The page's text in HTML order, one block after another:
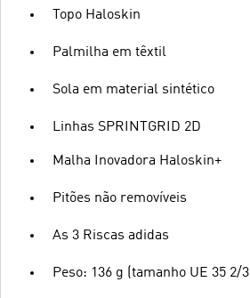
Topo Haloskin
Palmilha em têxtil
Sola em material sintético
Linhas SPRINTGRID 2D
Malha Inovadora Haloskin+
Pitões não removíveis
As 3 Riscas adidas
Peso: 136 g (tamanho UE 35 2/3)